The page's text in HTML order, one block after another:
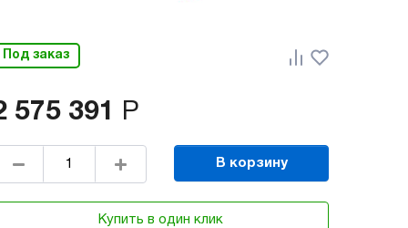
Под заказ
575 391 Р
В корзину
Купить в один клик